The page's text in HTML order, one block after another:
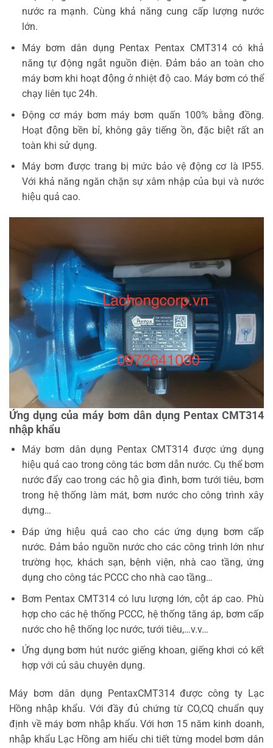
nước ra mạnh. Cùng khả năng cung cấp lượng nước
lớn.
Máy bơm dân dụng Pentax Pentax CMT314 có khả
năng tự động ngắt nguồn điện. Đảm bảo an toàn cho
máy bơm khi hoạt động ở nhiệt độ cao. Máy bơm có thể
chạy liên tục 24h.
Động cơ máy bơm máy bơm quấn 100% bằng đồng.
Hoạt động bền bỉ, không gây tiếng ồn, đặc biệt rất an
toàn khi sử dụng.
Máy bơm được trang bị mức bảo vệ động cơ là IP55.
Với khả năng ngăn chặn sự xâm nhập của bụi và nước
hiệu quả cao.
Ứng dụng của máy bơm dân dụng Pentax CMT314
nhập khẩu
Máy bơm dân dụng Pentax CMT314 được ứng dụng
hiệu quả cao trong công tác bơm dẫn nước. Cụ thể bơm
nước đẩy cao trong các hộ gia đình, bơm tưới tiêu, bơm
trong hệ thống làm mát, bơm nước cho công trình xây
dựng…
Đáp ứng hiệu quả cao cho các ứng dụng bơm cấp
nước. Đảm bảo nguồn nước cho các công trình lớn như
trường học, khách sạn, bệnh viện, nhà cao tầng, ứng
dụng cho công tác PCCC cho nhà cao tầng…
Bơm Pentax CMT314 có lưu lượng lớn, cột áp cao. Phù
hợp cho các hệ thống PCCC, hệ thống tăng áp, bơm cấp
nước cho hệ thống lọc nước, tưới tiêu,…v.v…
Ứng dụng bơm hút nước giếng khoan, giếng khơi có kết
hợp với củ sâu chuyên dụng.
Máy bơm dân dụng PentaxCMT314 được công ty Lạc
Hồng nhập khẩu. Với đầy đủ chứng từ CO,CQ chuẩn quy
định về máy bơm nhập khẩu. Với hơn 15 năm kinh doanh,
nhập khẩu Lạc Hồng am hiểu chi tiết từng model bơm dân